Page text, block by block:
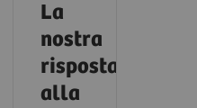
La
nostra
risposta
alla